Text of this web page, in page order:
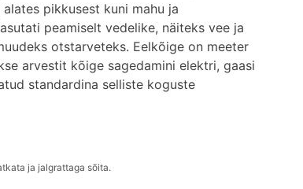
pikkusest kuni mahu ja
peamiselt vedelike, näiteks vee ja
otstarveteks. Eelkõige on meeter
arvestit kõige sagedamini elektri, gaasi
standardina selliste koguste
ja jalgrattaga sõita.